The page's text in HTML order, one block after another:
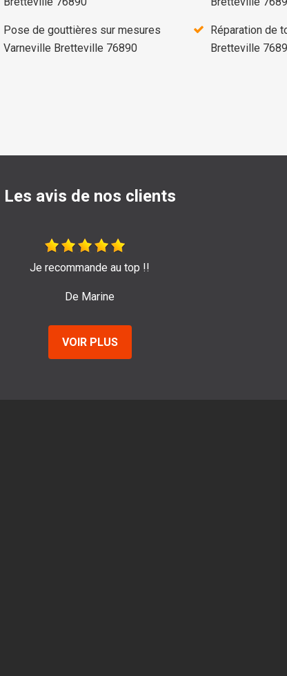
Pose de gouttières sur mesures
Varneville Bretteville 76890
Réparation de
Bretteville
Les avis de nos clients
Je recommande au top !!
De Marine
VOIR PLUS